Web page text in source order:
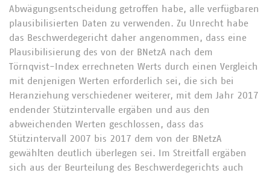
Abwägungsentscheidung getroffen habe, alle verfügbaren
plausibilisierten Daten zu verwenden. Zu Unrecht habe
das Beschwerdegericht daher angenommen, dass eine
Plausibilisierung des von der BNetzA nach dem
Törnqvist-Index errechneten Werts durch einen Vergleich
mit denjenigen Werten erforderlich sei, die sich bei
Heranziehung verschiedener weiterer, mit dem Jahr 2017
endender Stützintervalle ergäben und aus den
abweichenden Werten geschlossen, dass das
Stützintervall 2007 bis 2017 dem von der BNetzA
gewählten deutlich überlegen sei. Im Streitfall ergäben
sich aus der Beurteilung des Beschwerdegerichts auch